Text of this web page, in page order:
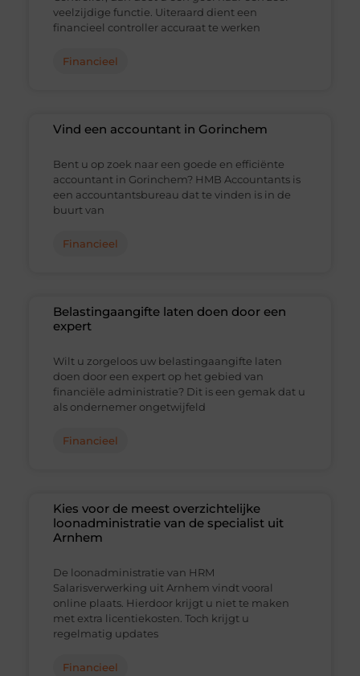
veelzijdige functie. Uiteraard dient een
financieel controller accuraat te werken
Financieel
Vind een accountant in Gorinchem
Bent u op zoek naar een goede en efficiënte
accountant in Gorinchem? HMB Accountants is
een accountantsbureau dat te vinden is in de
buurt van
Financieel
Belastingaangifte laten doen door een
expert
Wilt u zorgeloos uw belastingaangifte laten
doen door een expert op het gebied van
financiële administratie? Dit is een gemak dat u
als ondernemer ongetwijfeld
Financieel
Kies voor de meest overzichtelijke
loonadministratie van de specialist uit
Arnhem
De loonadministratie van HRM
Salarisverwerking uit Arnhem vindt vooral
online plaats. Hierdoor krijgt u niet te maken
met extra licentiekosten. Toch krijgt u
regelmatig updates
Financieel